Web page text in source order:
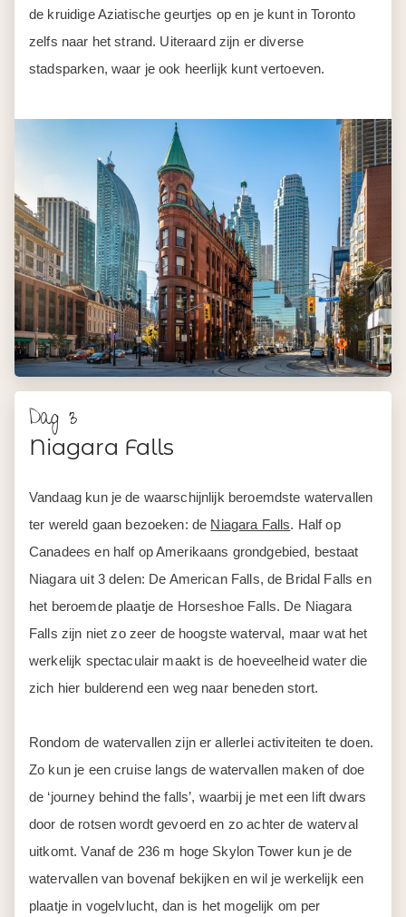
de kruidige Aziatische geurtjes op en je kunt in Toronto
zelfs naar het strand. Uiteraard zijn er diverse
stadsparken, waar je ook heerlijk kunt vertoeven.
Dag 3
Niagara Falls
Vandaag kun je de waarschijnlijk beroemdste watervallen
ter wereld gaan bezoeken: de Niagara Falls. Half op
Canadees en half op Amerikaans grondgebied, bestaat
Niagara uit 3 delen: De American Falls, de Bridal Falls en
het beroemde plaatje de Horseshoe Falls. De Niagara
Falls zijn niet zo zeer de hoogste waterval, maar wat het
werkelijk spectaculair maakt is de hoeveelheid water die
zich hier bulderend een weg naar beneden stort.
Rondom de watervallen zijn er allerlei activiteiten te doen.
Zo kun je een cruise langs de watervallen maken of doe
de ‘journey behind the falls’, waarbij je met een lift dwars
door de rotsen wordt gevoerd en zo achter de waterval
uitkomt. Vanaf de 236 m hoge Skylon Tower kun je de
watervallen van bovenaf bekijken en wil je werkelijk een
plaatje in vogelvlucht, dan is het mogelijk om per